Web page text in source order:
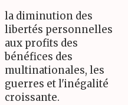
la diminution des
libertés personnelles
aux profits des
bénéfices des
multinationales, les
guerres et l'inégalité
croissante.